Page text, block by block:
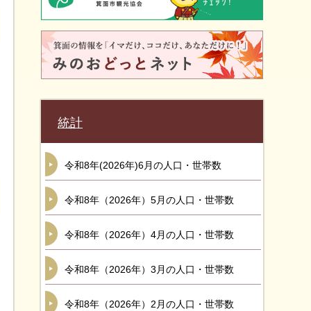
統計
令和8年(2026年)6月の人口・世帯数
令和8年（2026年）5月の人口・世帯数
令和8年（2026年）4月の人口・世帯数
令和8年（2026年）3月の人口・世帯数
令和8年（2026年）2月の人口・世帯数